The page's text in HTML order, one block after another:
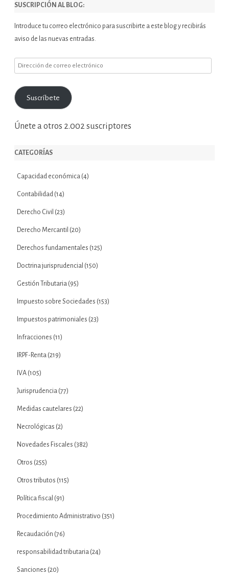
SUSCRIPCIÓN AL BLOG:
Introduce tu correo electrónico para suscribirte a este blog y recibirás
aviso de las nuevas entradas.
Dirección
correo
electrónico
Suscríbete
Únete a otros 2.002 suscriptores
CATEGORÍAS
Capacidad económica (4)
Contabilidad (14)
Derecho Civil (23)
Derecho Mercantil (20)
Derechos fundamentales (125)
Doctrina jurisprudencial (150)
Gestión Tributaria (95)
Impuesto sobre Sociedades (153)
Impuestos patrimoniales (23)
Infracciones (11)
IRPF-Renta (219)
IVA (105)
Jurisprudencia (77)
Medidas cautelares (22)
Necrológicas (2)
Novedades Fiscales (382)
Otros (255)
Otros tributos (115)
Política fiscal (91)
Procedimiento Administrativo (351)
Recaudación (76)
responsabilidad tributaria (24)
Sanciones (20)